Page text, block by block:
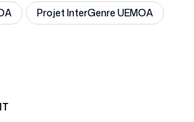
Projet InterGenre UEMOA